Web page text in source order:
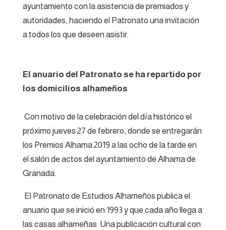
ayuntamiento con la asistencia de premiados y
autoridades, haciendo el Patronato una invitación
a todos los que deseen asistir.
El anuario del Patronato se ha repartido por
los domicilios alhameños
Con motivo de la celebración del día histórico el
próximo jueves 27 de febrero, donde se entregarán
los Premios Alhama 2019 a las ocho de la tarde en
el salón de actos del ayuntamiento de Alhama de
Granada.
El Patronato de Estudios Alhameños publica el
anuario que se inició en 1993 y que cada año llega a
las casas alhameñas. Una publicación cultural con